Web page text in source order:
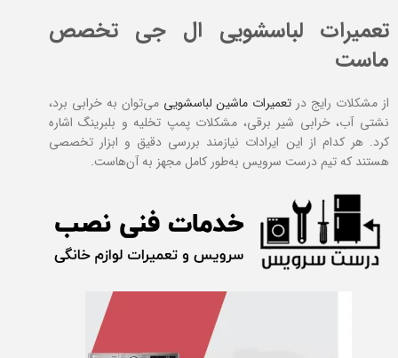
تعمیرات لباسشویی ال جی تخصص
ماست
از مشکلات رایج در تعمیرات ماشین لباسشویی می‌توان به خرابی برد،
نشتی آب، خرابی شیر برقی، مشکلات پمپ تخلیه و بلبرینگ اشاره
کرد. هر کدام از این ایرادات نیازمند بررسی دقیق و ابزار تخصصی
هستند که تیم درست سرویس به‌طور کامل مجهز به آن‌هاست.